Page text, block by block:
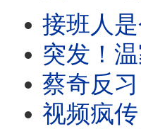
接班人是个狠角色？他突
突发！温家宝秘书遭起诉
蔡奇反习？央视公开痛批
视频疯传：丁薛祥当众指